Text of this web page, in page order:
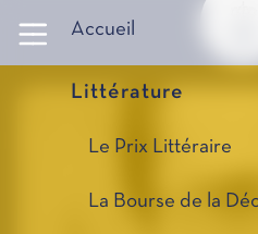
Accueil
Littérature
Le Prix Littéraire
La Bourse de la